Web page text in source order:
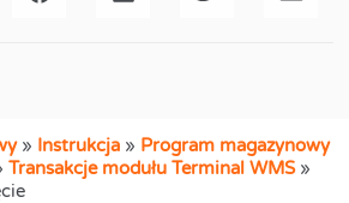
» Instrukcja » Program magazynowy
Transakcje modułu Terminal WMS»